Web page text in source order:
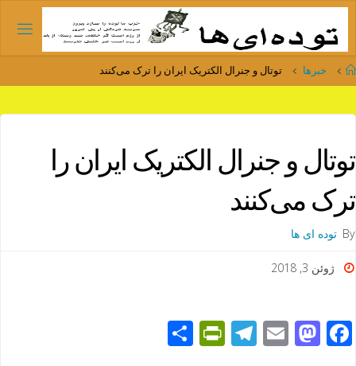
Skip
content
Homeخبرها توتال و جنرال الکتریک ایران را ترک می‌کنند
توتال و جنرال الکتریک ایران را
ترک می‌کنند
By توده ای ها
ژوئن 3, 2018
F
M
E
T
Pr